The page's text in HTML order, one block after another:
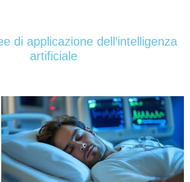
di applicazione dell’intelligenza
artificiale